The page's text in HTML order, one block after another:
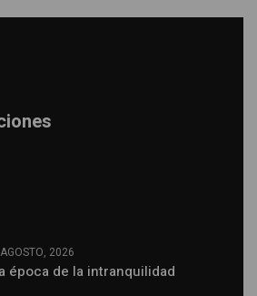
2026
época de la intranquilidad